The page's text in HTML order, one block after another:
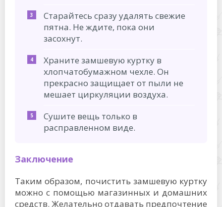
Старайтесь сразу удалять свежие
пятна. Не ждите, пока они
засохнут.
Храните замшевую куртку в
хлопчатобумажном чехле. Он
прекрасно защищает от пыли не
мешает циркуляции воздуха.
Сушите вещь только в
расправленном виде.
Заключение
Таким образом, почистить замшевую куртку
можно с помощью магазинных и домашних
средств. Желательно отдавать предпочтение